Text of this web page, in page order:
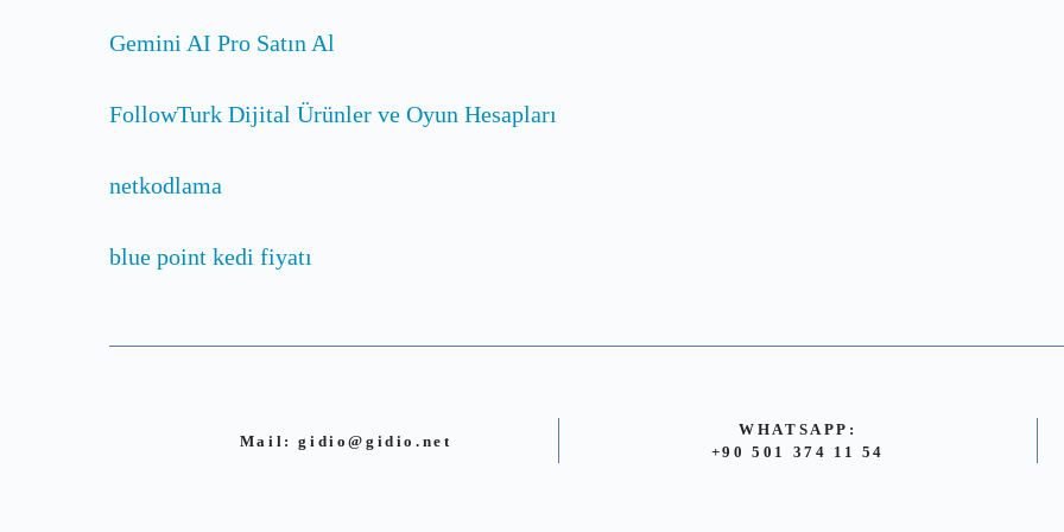
Gemini AI Pro Satın Al
FollowTurk Dijital Ürünler ve Oyun Hesapları
netkodlama
blue point kedi fiyatı
Mail: gidio@gidio.net
WHATSAPP:
+90 501 374 11 54